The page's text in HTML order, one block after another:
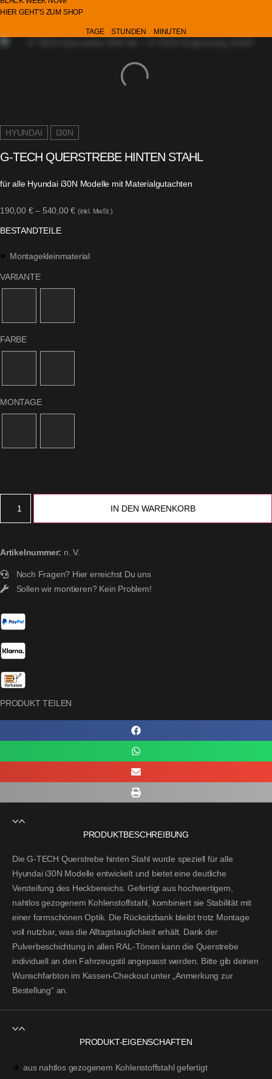
HIER GEHT'S ZUM SHOP
TAGE STUNDEN MINUTEN
HYUNDAI I30N
G-TECH QUERSTREBE HINTEN STAHL
für alle Hyundai i30N Modelle mit Materialgutachten
190,00 €– 540,00€ (inkl. MwSt.)
BESTANDTEILE
Montagekleinmaterial
VARIANTE
FARBE
MONTAGE
TECH
hinten
Menge
IN DEN WARENKORB
Artikelnummer: n. V.
Noch Fragen? Hier erreichst Du uns
Sollen wir montieren? Kein Problem!
PRODUKT TEILEN
PRODUKTBESCHREIBUNG
DieG-TECH Querstrebe hinten Stahl wurde speziell für alle
Hyundai i30N Modelle entwickelt und bietet eine deutliche
Versteifung des Heckbereichs. Gefertigt aus hochwertigem,
nahtlos gezogenem Kohlenstoffstahl, kombiniert sie Stabilität mit
einer formschönen Optik. Die Rücksitzbank bleibt trotz Montage
voll nutzbar, was die Alltagstauglichkeit erhält. Dank der
Pulverbeschichtung in allen RAL-Tönen kann die Querstrebe
individuell an den Fahrzeugstil angepasst werden. Bitte gib deinen
Wunschfarbton im Kassen-Checkout unter „Anmerkung zur
Bestellung“ an.
PRODUKT-EIGENSCHAFTEN
aus nahtlos gezogenem Kohlenstoffstahl gefertigt